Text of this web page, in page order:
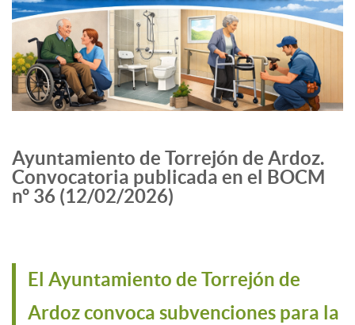
Ayuntamiento de Torrejón de Ardoz.
Convocatoria publicada en el BOCM
nº 36 (12/02/2026)
El Ayuntamiento de Torrejón de
Ardoz convoca subvenciones para la